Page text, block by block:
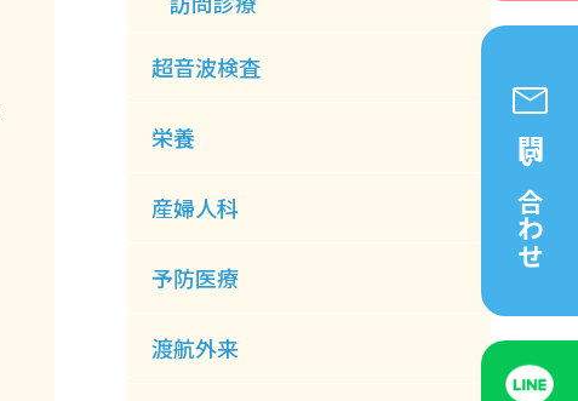
超音波検査
栄養
産婦人科
予防医療
渡航外来
問い合わせ